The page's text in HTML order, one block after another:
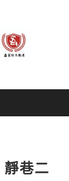
靜巷二